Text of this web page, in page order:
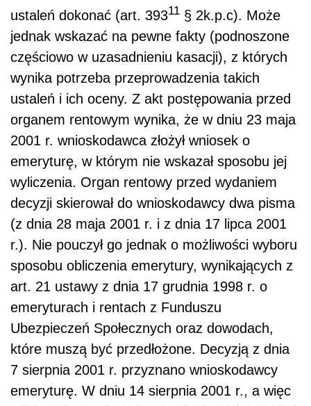
ustaleń dokonać (art. 39311 § 2k.p.c). Może
jednak wskazać na pewne fakty (podnoszone
częściowo w uzasadnieniu kasacji), z których
wynika potrzeba przeprowadzenia takich
ustaleń i ich oceny. Z akt postępowania przed
organem rentowym wynika, że w dniu 23 maja
2001 r. wnioskodawca złożył wniosek o
emeryturę, w którym nie wskazał sposobu jej
wyliczenia. Organ rentowy przed wydaniem
decyzji skierował do wnioskodawcy dwa pisma
(z dnia 28 maja 2001 r. i z dnia 17 lipca 2001
r.). Nie pouczył go jednak o możliwości wyboru
sposobu obliczenia emerytury, wynikających z
art. 21 ustawy z dnia 17 grudnia 1998 r. o
emeryturach i rentach z Funduszu
Ubezpieczeń Społecznych oraz dowodach,
które muszą być przedłożone. Decyzją z dnia
7 sierpnia 2001 r. przyznano wnioskodawcy
emeryturę. W dniu 14 sierpnia 2001 r., a więc